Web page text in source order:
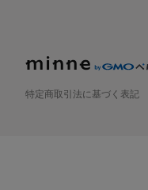
特定商取引法に基づく表記